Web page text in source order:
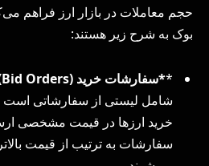
حجم معاملات در بازار ارز فراهم
بوک به شرح زیر هستند:
**سفارشات خرید (Bid Orders):**
شامل لیستی از سفارشاتی
خرید ارزها در قیمت مشخصی
سفارشات به ترتیب از قیمت بالاتر